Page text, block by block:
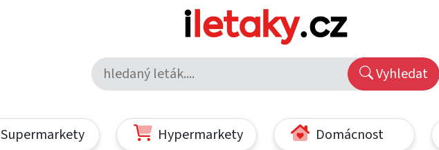
Vyhledat
Supermarkety Hypermarkety Domácnost